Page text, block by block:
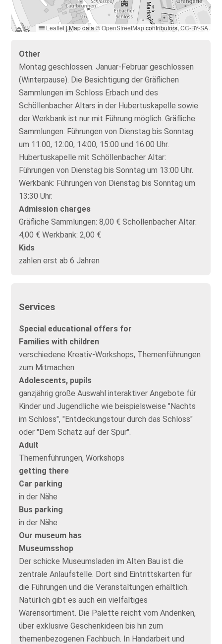
Leaflet |Map data ©OpenStreetMapcontributors,CC-BY-SA
Other
Montag geschlossen. Januar-Februar geschlossen
(Winterpause). Die Besichtigung der Gräflichen
Sammlungen im Schloss Erbach und des
Schöllenbacher Altars in der Hubertuskapelle sowie
der Werkbank ist nur mit Führung möglich. Gräfliche
Sammlungen: Führungen von Dienstag bis Sonntag
um 11:00, 12:00, 14:00, 15:00 und 16:00 Uhr.
Hubertuskapelle mit Schöllenbacher Altar:
Führungen von Dienstag bis Sonntag um 13:00 Uhr.
Werkbank: Führungen von Dienstag bis Sonntag um
13:30 Uhr.
Admission charges
Gräfliche Sammlungen: 8,00 € Schöllenbacher Altar:
4,00 € Werkbank: 2,00 €
Kids
zahlen erst ab 6 Jahren
Services
Special educational offers for
Families with children
verschiedene Kreativ-Workshops, Themenführungen
zum Mitmachen
Adolescents, pupils
ganzjährig große Auswahl interaktiver Angebote für
Kinder und Jugendliche wie beispielsweise "Nachts
im Schloss", "Entdeckungstour durch das Schloss"
oder "Dem Schatz auf der Spur".
Adult
Themenführungen, Workshops
getting there
Car parking
in der Nähe
Bus parking
in der Nähe
Our museum has
Museumsshop
Der schicke Museumsladen im Alten Bau ist die
zentrale Anlaufstelle. Dort sind Eintrittskarten für
die Führungen und die Veranstaltungen erhältlich.
Natürlich gibt es auch ein vielfältiges
Warensortiment. Die Palette reicht vom Andenken,
über exklusive Geschenkideen bis hin zum
themenbezogenen Fachbuch. In Handarbeit und